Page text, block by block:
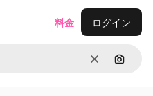
消去 画像で
料金 ログイン